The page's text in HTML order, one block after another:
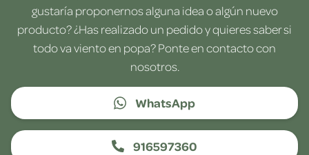
gustaría proponernos alguna idea o algún nuevo
producto? ¿Has realizado un pedido y quieres saber si
todo va viento en popa? Ponte en contacto con
nosotros.
WhatsApp
916597360